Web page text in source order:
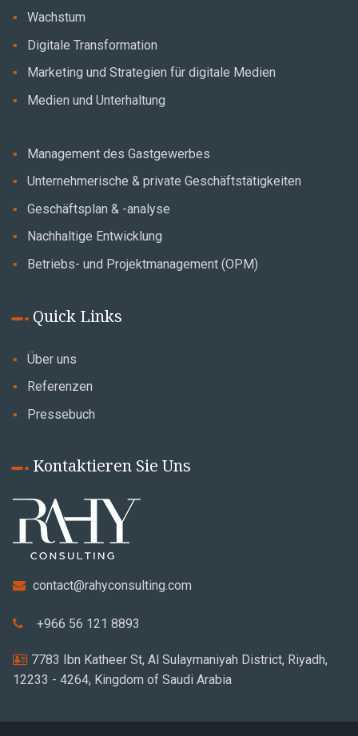
Wachstum
Digitale Transformation
Marketing und Strategien für digitale Medien
Medien und Unterhaltung
Management des Gastgewerbes
Unternehmerische & private Geschäftstätigkeiten
Geschäftsplan & -analyse
Nachhaltige Entwicklung
Betriebs- und Projektmanagement (OPM)
Quick Links
Über uns
Referenzen
Pressebuch
Kontaktieren Sie Uns
contact@rahyconsulting.com
+966 56 121 8893
7783 Ibn Katheer St, Al Sulaymaniyah District, Riyadh,
12233 - 4264, Kingdom of Saudi Arabia